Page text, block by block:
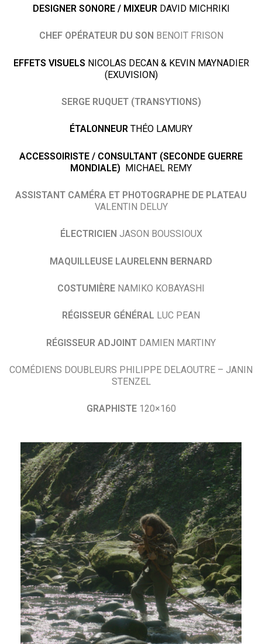
DESIGNER SONORE / MIXEUR DAVID MICHRIKI
CHEF OPÉRATEUR DU SON BENOIT FRISON
EFFETS VISUELS NICOLAS DECAN & KEVIN MAYNADIER
(EXUVISION)
SERGE RUQUET (TRANSYTIONS)
ÉTALONNEUR THÉO LAMURY
ACCESSOIRISTE / CONSULTANT (SECONDE GUERRE
MONDIALE) MICHAEL REMY
ASSISTANT CAMÉRA ET PHOTOGRAPHE DE PLATEAU
VALENTIN DELUY
ÉLECTRICIEN JASON BOUSSIOUX
MAQUILLEUSE LAURELENN BERNARD
COSTUMIÈRE NAMIKO KOBAYASHI
RÉGISSEUR GÉNÉRAL LUC PEAN
RÉGISSEUR ADJOINT DAMIEN MARTINY
COMÉDIENS DOUBLEURS PHILIPPE DELAOUTRE – JANIN
STENZEL
GRAPHISTE120×160